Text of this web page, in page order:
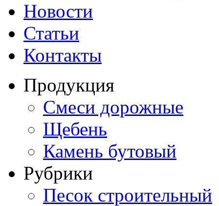
Новости
Статьи
Контакты
Продукция
Смеси дорожные
Щебень
Камень бутовый
Рубрики
Песок строительный